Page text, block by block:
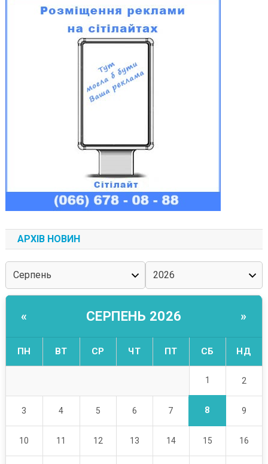
АРХІВ НОВИН
« СЕРПЕНЬ 2026 »
ПН ВТ СР ЧТ ПТ СБ НД
1 2
3 4 5 6 7 8 9
10 11 12 13 14 15 16